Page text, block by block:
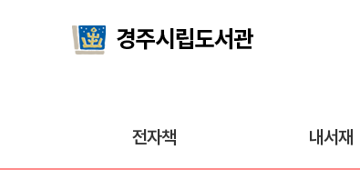
전자책 내서재